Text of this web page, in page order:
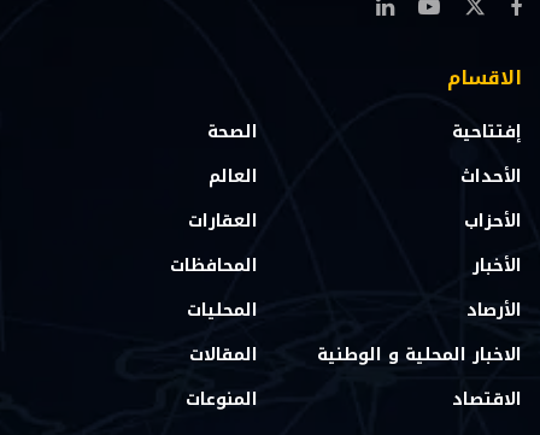
الاقسام
إفتتاحية
الأحداث
الأحزاب
الأخبار
الأرصاد
الاخبار المحلية و الوطنية
الاقتصاد
الصحة
العالم
العقارات
المحافظات
المحليات
المقالات
المنوعات